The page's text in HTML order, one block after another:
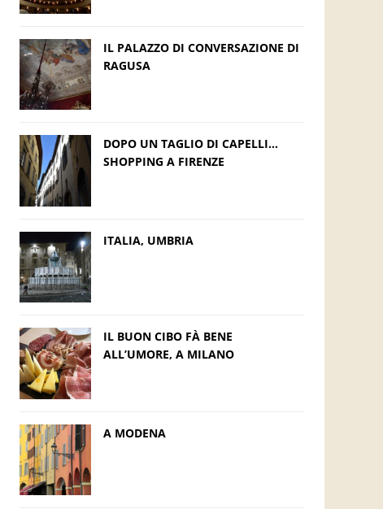
IL PALAZZO DI CONVERSAZIONE DI
RAGUSA
DOPO UN TAGLIO DI CAPELLI…
SHOPPING A FIRENZE
ITALIA, UMBRIA
IL BUON CIBO FÀ BENE
ALL’UMORE, A MILANO
A MODENA